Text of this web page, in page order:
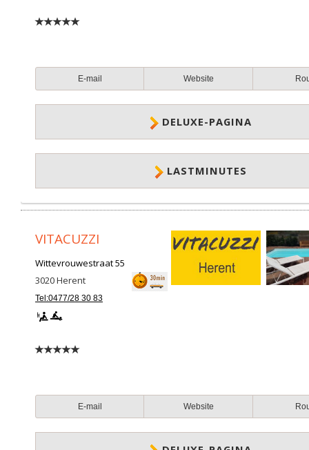
E-mail Website
DELUXE-PAGINA
LASTMINUTES
VITACUZZI
Wittevrouwestraat 55
3020Herent
Tel:0477/28 30 83
E-mail Website